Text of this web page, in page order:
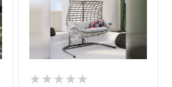
★★★★★